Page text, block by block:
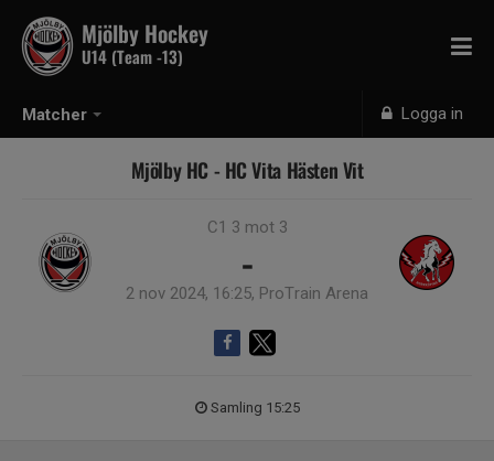
Matcher Logga in
Mjölby Hockey
U14 (Team -13)
Mjölby HC - HC Vita Hästen Vit
C1 3 mot 3
-
2 nov 2024, 16:25, ProTrain Arena
Samling 15:25